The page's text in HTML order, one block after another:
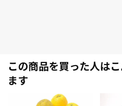
この商品を買った人は
ます